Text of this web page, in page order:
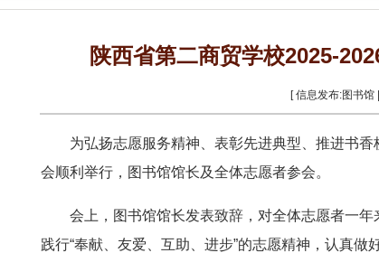
陕西省第二商贸学校2025-
[ 信息发布:图书
为弘扬志愿服务精神、表彰先进典型、推进书
会顺利举行，图书馆馆长及全体志愿者参会。
会上，图书馆馆长发表致辞，对全体志愿者一
践行“奉献、友爱、互助、进步”的志愿精神，认真